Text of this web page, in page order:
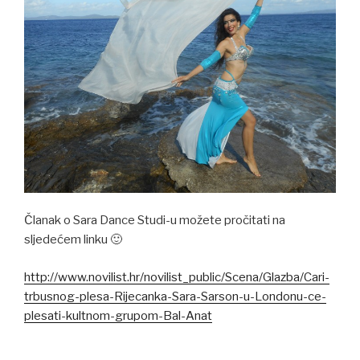
Članak o Sara Dance Studi-u možete pročitati na
sljedećem linku 🙂
http://www.novilist.hr/novilist_public/Scena/Glazba/Cari-
trbusnog-plesa-Rijecanka-Sara-Sarson-u-Londonu-ce-
plesati-kultnom-grupom-Bal-Anat